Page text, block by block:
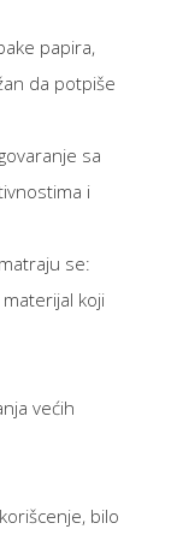
papira,
da potpiše
sa
i
se:
materijal koji
većih
bilo